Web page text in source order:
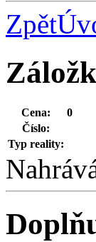
Zpět
Cena:
0
Číslo:
Typ reality: